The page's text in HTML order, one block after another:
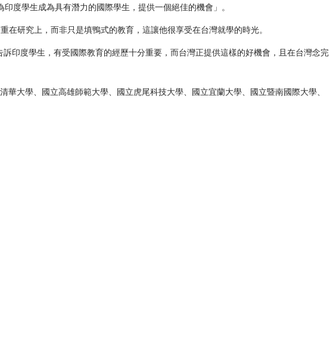
度學生成為具有潛力的國際學生，提供一個絕佳的機會」。
研究上，而非只是填鴨式的教育，這讓他很享受在台灣就學的時光。
印度學生，有受國際教育的經歷十分重要，而台灣正提供這樣的好機會，且在台灣念完
大學、國立高雄師範大學、國立虎尾科技大學、國立宜蘭大學、國立暨南國際大學、